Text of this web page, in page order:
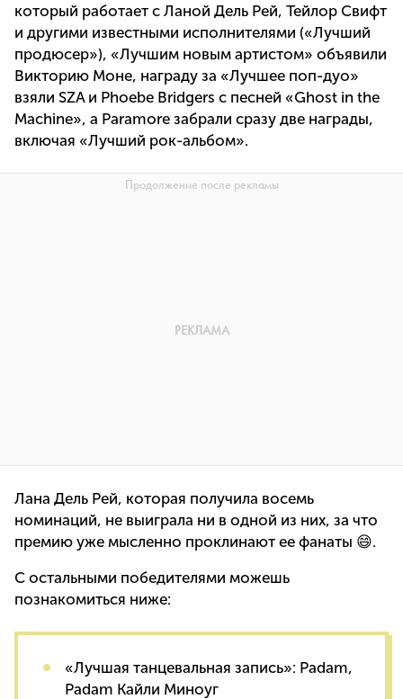
который работает с Ланой Дель Рей, Тейлор Свифт
и другими известными исполнителями («Лучший
продюсер»), «Лучшим новым артистом» объявили
Викторию Моне, награду за «Лучшее поп-дуо»
взяли SZA и Phoebe Bridgers с песней «Ghost in the
Machine», а Paramore забрали сразу две награды,
включая «Лучший рок-альбом».
Лана Дель Рей, которая получила восемь
номинаций, не выиграла ни в одной из них, за что
премию уже мысленно проклинают ее фанаты 😄.
С остальными победителями можешь
познакомиться ниже:
«Лучшая танцевальная запись»: Padam,
Padam Кайли Миноуг